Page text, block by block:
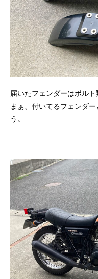
届いたフェンダーはボル
まぁ、付いてるフェンダ
う。